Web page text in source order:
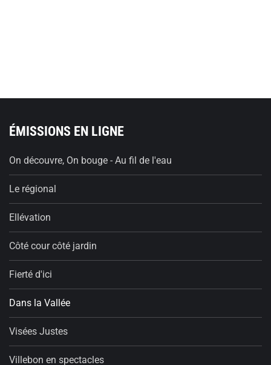
ÉMISSIONS EN LIGNE
On découvre, On bouge - Au fil de l'eau
Le régional
Ellévation
Côté cour côté jardin
Fierté d'ici
Dans la Vallée
Visées Justes
Villebon en spectacles